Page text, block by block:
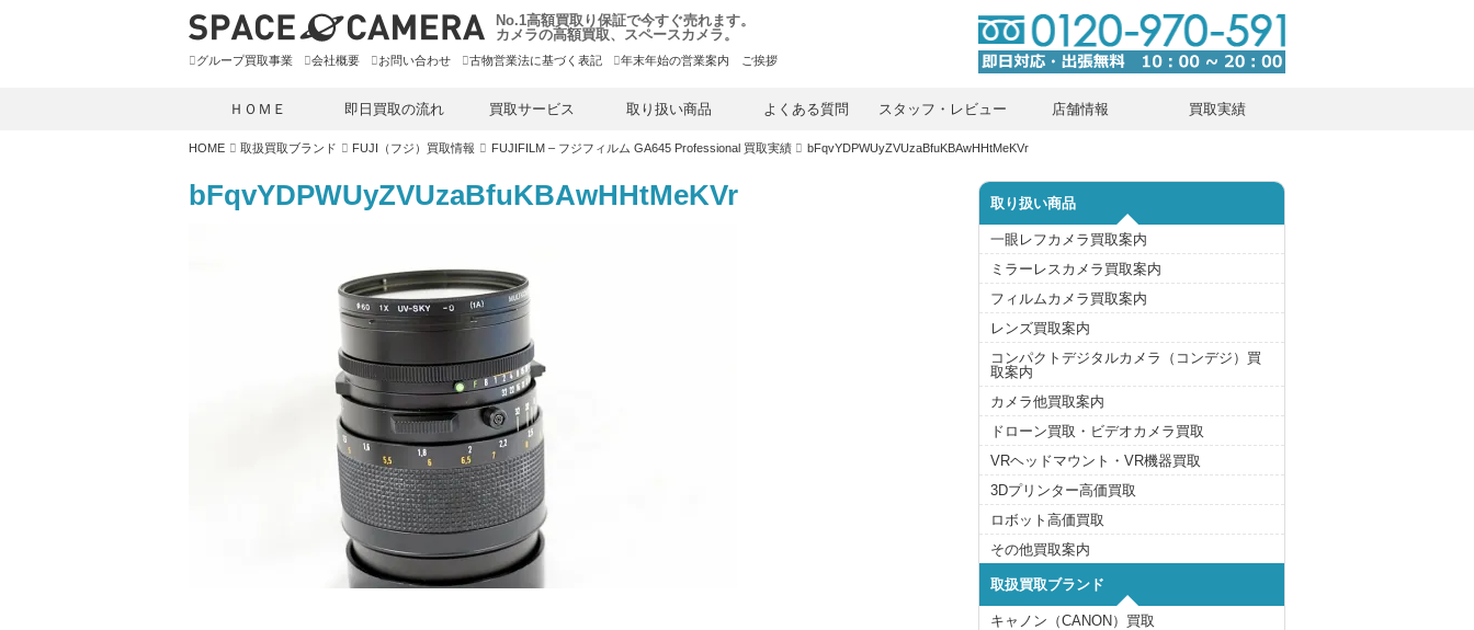
キ
No.1高額買取り保証で今すぐ売れます。
カメラの高額買取、スペースカメラ。
グループ買取事業 会社概要 お問い合わせ 古物営業法に基づく表記 年末年始の営業案内 ご挨拶
ＨＯＭＥ 即日買取の流れ 買取サービス 取り扱い商品 よくある質問 スタッフ・レビュー 店舗情報 買取実績
HOME 取扱買取ブランド FUJI（フジ）買取情報 FUJIFILM – フジフィルム GA645 Professional 買取実績 bFqvYDPWUyZVUzaBfuKBAwHHtMeKVr
bFqvYDPWUyZVUzaBfuKBAwHHtMeKVr 取り扱い商品
一眼レフカメラ買取案内
ミラーレスカメラ買取案内
フィルムカメラ買取案内
レンズ買取案内
コンパクトデジタルカメラ（コンデジ）買
取案内
カメラ他買取案内
ドローン買取・ビデオカメラ買取
VRヘッドマウント・VR機器買取
3Dプリンター高価買取
ロボット高価買取
その他買取案内
取扱買取ブランド
キャノン（CANON）買取